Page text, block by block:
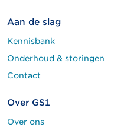
Aan de slag
Kennisbank
Onderhoud & storingen
Contact
Over GS1
Over ons